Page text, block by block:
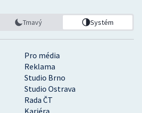
Pro média
Reklama
Studio Brno
Studio Ostrava
Rada ČT
Kariéra
Tmavý Systém